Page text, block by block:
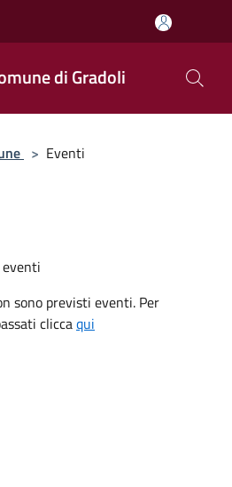
di Gradoli
> Eventi
sono previsti eventi. Per
cliccaqui